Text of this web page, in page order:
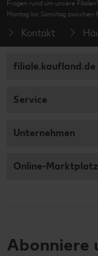
Fragen rund um unsere
Montag bis Samstag zwischen
Kontakt
filiale.kaufland.de
Service
Unternehmen
Online-
Abonniere